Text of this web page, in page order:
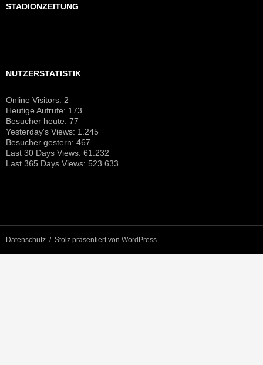
STADIONZEITUNG
NUTZERSTATISTIK
Online Visitors: 2
Heutige Aufrufe: 173
Besucher heute: 77
Yesterday's Views: 1.245
Besucher gestern: 467
Last 30 Days Views: 61.232
Last 365 Days Views: 523.633
Datenschutz Stolz präsentiert von WordPress